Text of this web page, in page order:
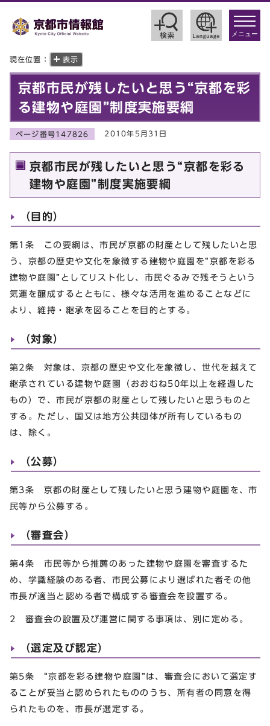
toggle
メニュー
現在位置： 表示
京都市民が残したいと思う“京都を彩
る建物や庭園”制度実施要綱
ページ番号147826 2010年5月31日
京都市民が残したいと思う“京都を彩る
建物や庭園”制度実施要綱
（目的）
第1条 この要綱は、市民が京都の財産として残したいと思
う、京都の歴史や文化を象徴する建物や庭園を“京都を彩る
建物や庭園”としてリスト化し、市民ぐるみで残そうという
気運を醸成するとともに、様々な活用を進めることなどに
より、維持・継承を図ることを目的とする。
（対象）
第2条 対象は、京都の歴史や文化を象徴し、世代を越えて
継承されている建物や庭園（おおむね50年以上を経過した
もの）で、市民が京都の財産として残したいと思うものと
する。ただし、国又は地方公共団体が所有しているもの
は、除く。
（公募）
第3条 京都の財産として残したいと思う建物や庭園を、市
民等から公募する。
（審査会）
第4条 市民等から推薦のあった建物や庭園を審査するた
め、学識経験のある者、市民公募により選ばれた者その他
市長が適当と認める者で構成する審査会を設置する。
2 審査会の設置及び運営に関する事項は、別に定める。
（選定及び認定）
第5条 “京都を彩る建物や庭園”は、審査会において選定す
ることが妥当と認められたもののうち、所有者の同意を得
られたものを、市長が選定する。